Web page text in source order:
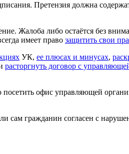
Претензия должна
Жалоба либо остаётся без
имеет право защитить свои
УК, ее плюсах и минусах,
расторгнуть договор с
офис управляющей
гражданин согласен с